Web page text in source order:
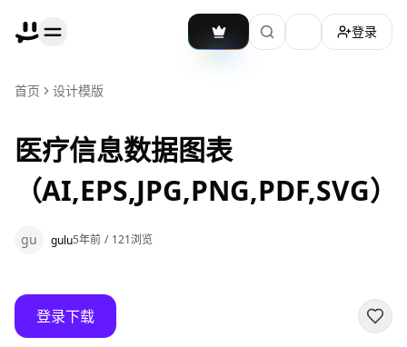
加载主题切换
登录
首页 设计模版
医疗信息数据图表
（AI,EPS,JPG,PNG,PDF,SVG）
gu gulu5年前 / 121浏览
登录下载